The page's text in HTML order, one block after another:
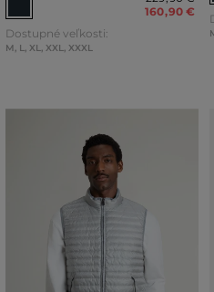
160,90 €
Dostupné veľkosti:
M, L, XL, XXL, XXXL